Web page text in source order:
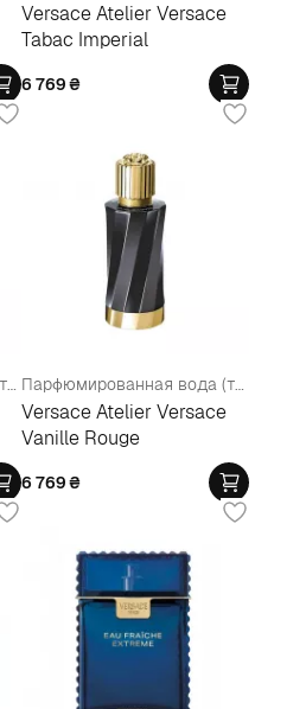
Versace Atelier Versace
Tabac Imperial
6 769₴
Парфюмированная вода (тестер) Парфюмированная вода (тестер)
Versace Atelier Versace
Vanille Rouge
6 769₴